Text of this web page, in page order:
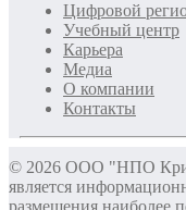
Цифровой
Учебный центр
Карьера
Медиа
О компании
Контакты
© 2026 ООО "НПО
является
размещения